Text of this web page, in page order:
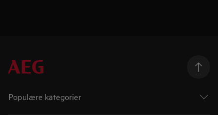
Populære kategorier